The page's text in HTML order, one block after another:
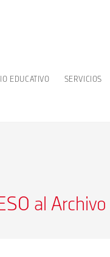
EDUCATIVO SERVICIOS
al